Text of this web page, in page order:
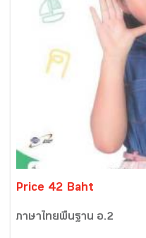
Price 42 Baht
ภาษาไทยพื้นฐาน อ.2